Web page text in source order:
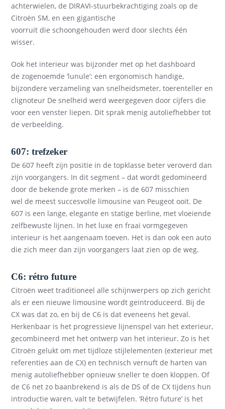
achterwielen, de DIRAVI-stuurbekrachtiging zoals op de
Citroën SM, en een gigantische
voorruitdie schoongehouden werd door slechts één
wisser.
Ook het interieur was bijzonder met op het dashboard
dezogenoemde ‘lunule’: een ergonomisch handige,
bijzondere verzameling van snelheidsmeter, toerenteller en
clignoteur De snelheid werd weergegeven door cijfers die
voor een venster liepen. Dit sprak menig autoliefhebber tot
de verbeelding.
607:trefzeker
De 607 heeft zijn positie in de topklasse beterveroverd dan
zijn voorgangers. Indit segment – dat wordt gedomineerd
door de bekende grote merken – is de 607 misschien
welde meest succesvolle limousine van Peugeot ooit. De
607 is een lange, elegante en statige berline, met vloeiende
zelfbewuste lijnen. In het luxe en fraai vormgegeven
interieur is het aangenaamtoeven. Het is dan ook een auto
die zich meer dan zijn voorgangers laat zien op de weg.
C6:rétro future
Citroënweet traditioneel alle schijnwerpers op zich gericht
als er een nieuwe limousine wordt geïntroduceerd. Bij de
CXwas datzo, en bij de C6 is dat eveneens het geval.
Herkenbaar is het progressieve lijnenspel van het exterieur,
gecombineerd met het ontwerp van het interieur. Zo is het
Citroën gelukt om met tijdloze stijlelementen (exterieur met
referenties aan de CX) en technisch vernuft de harten van
menig autoliefhebber opnieuw sneller te doen kloppen. Of
de C6 net zo baanbrekend is als de DS ofde CX tijdens hun
introductie waren, valt te betwijfelen.‘Rétro future’ is het